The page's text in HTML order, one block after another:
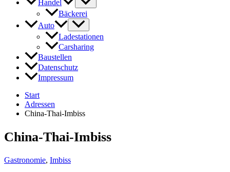
Handel
Bäckerei
Auto
Ladestationen
Carsharing
Baustellen
Datenschutz
Impressum
Start
Adressen
China-Thai-Imbiss
China-Thai-Imbiss
Gastronomie, Imbiss